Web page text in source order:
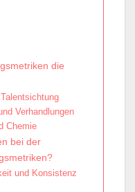
die
Verhandlungen
Chemie
bei der
und Konsistenz